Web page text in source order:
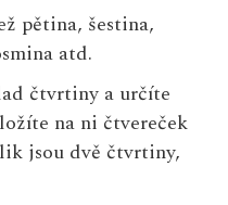
pětina, šestina,
atd.
čtvrtiny a určíte
na ni čtvereček
jsou dvě čtvrtiny,